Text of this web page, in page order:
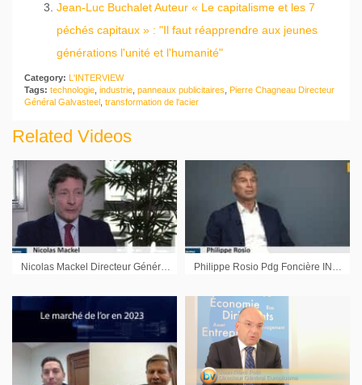
Jean-Luc Buchalet Auteur « Le capitalisme et les 7
péchés capitaux » : "Il faut réapprendre aux jeunes
générations l'unité et l'humanité"
Category: L'INTERVIEW
Tags: technologie industrie panneaux publicitaires Pierre Chagneau Directeur
Général Galvasteel transformation de l'acier
Related Videos
Nicolas Mackel Directeur Général Luxembourg For Finance : « La place se décline sur plusieurs secteurs » Philippe Rosio Pdg Foncière INEA : « Avoir misé sur les régions me parait une chose intéressante »